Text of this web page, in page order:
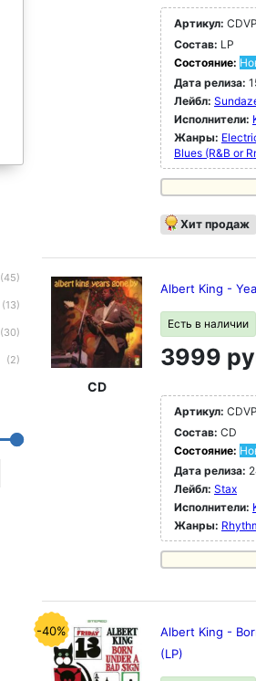
(45)
(13)
(30)
(2)
Артикул:
Состав: LP
Состояние:
Дата релиза:
Лейбл:
Исполнители:
Жанры:
Blues (R&B or
Хит продаж
CD
Albert King -
Есть в наличии
3999
Артикул:
Состав: CD
Состояние:
Дата релиза:
Лейбл: Stax
Исполнители:
Жанры:
-40%
Albert King -
(LP)